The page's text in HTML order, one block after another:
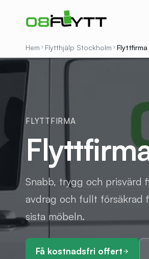
Hem Flytthjälp Stockholm Flyttfirma
FLYTTFIRMA
Snabb, trygg och prisvärd
avdrag och fullt
sista möbeln.
Få kostnadsfri offert